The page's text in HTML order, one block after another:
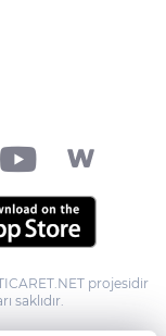
projesidir
saklıdır.